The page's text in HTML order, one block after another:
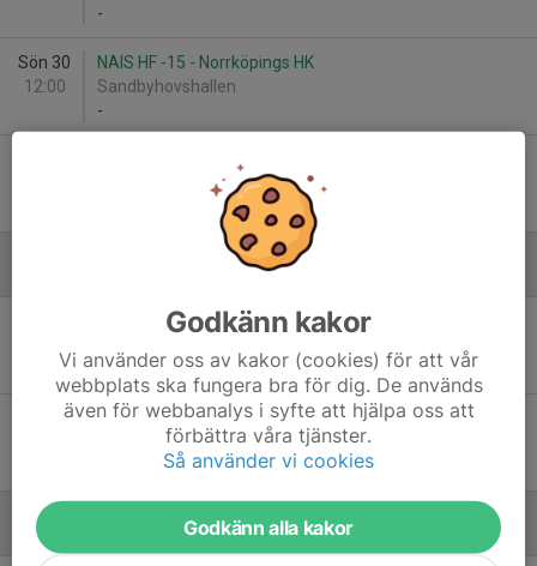
-
Sön 30
12:00
NAIS HF -15 - Norrköpings HK
Sandbyhovshallen
-
Sandbyhovshallen
Norrköpings HK - RP IF Linköping Vit 2015
-
Sön 14
Vadstena HF - Norrköpings HK
Vadstena Sporthall
Januari - 2026
Godkänn kakor
Vi använder oss av kakor (cookies) för att vår
webbplats ska fungera bra för dig. De används
även för webbanalys i syfte att hjälpa oss att
förbättra våra tjänster.
Så använder vi cookies
Godkänn alla kakor